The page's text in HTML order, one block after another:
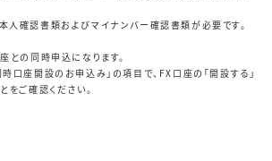
確認書類およびマイナンバー確認書類が必要です。
の同時申込になります。
口座開設のお申込み」の項目で、FX口座の「開設する」
をご確認ください。